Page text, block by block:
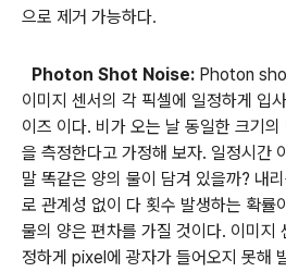
으로 제거 가능하다.
Photon Shot Noise: Photon
이미지 센서의 각 픽셀에 일정하게 입
이즈 이다. 비가 오는 날 동일한 크기
을 측정한다고 가정해 보자. 일정시간
말 똑같은 양의 물이 담겨 있을까? 내
로 관계성 없이 다 횟수 발생하는 확률
물의 양은 편차를 가질 것이다. 이미지
정하게 pixel에 광자가 들어오지 못해